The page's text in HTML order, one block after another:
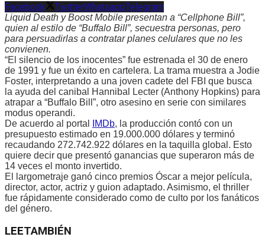
Facebook TwitterWhatsappTelegram
Liquid Death y Boost Mobile presentan a “Cellphone Bill”,
quien al estilo de “Buffalo Bill”, secuestra personas, pero
para persuadirlas a contratar planes celulares que no les
convienen.
“El silencio de los inocentes” fue estrenada el 30 de enero
de 1991 y fue un éxito en cartelera. La trama muestra a Jodie
Foster, interpretando a una joven cadete del FBI que busca
la ayuda del canibal Hannibal Lecter (Anthony Hopkins) para
atrapar a “Buffalo Bill”, otro asesino en serie con similares
modus operandi.
De acuerdo al portal
IMDb, la producción contó con un
presupuesto estimado en 19.000.000 dólares y terminó
recaudando 272.742.922 dólares en la taquilla global. Esto
quiere decir que presentó ganancias que superaron más de
14 veces el monto invertido.
El largometraje ganó cinco premios Óscar a mejor película,
director, actor, actriz y guion adaptado. Asimismo, el thriller
fue rápidamente considerado como de culto por los fanáticos
del género.
LEETAMBIÉN